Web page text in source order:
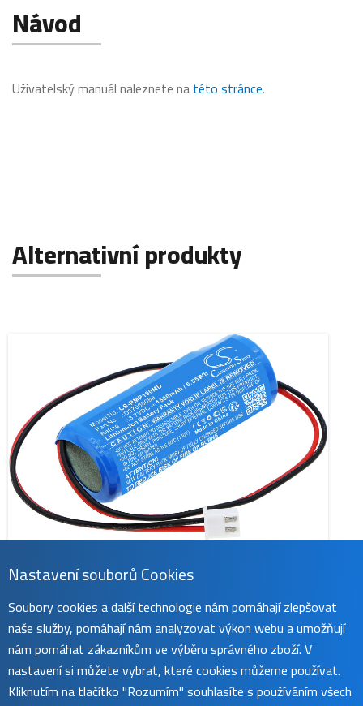
Návod
Uživatelský manuál naleznete natéto stránce.
Alternativní produkty
CS-RMP100MD
389 Kč
Nastavení souborů Cookies
Soubory cookies a další technologie nám pomáhají zlepšovat
naše služby, pomáhají nám analyzovat výkon webu a umožňují
nám pomáhat zákazníkům ve výběru správného zboží. V
nastavení si můžete vybrat, které cookies můžeme používat.
Kliknutím na tlačítko "Rozumím" souhlasíte s používáním všech